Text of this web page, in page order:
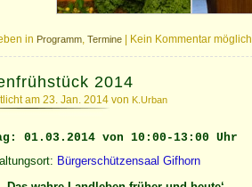
in Programm Termine | Kein Kommentar möglich
2014
am 23. Jan. 2014 von K.Urban
01.03.2014 von 10:00-13:00 Uhr
Bürgerschützensaal Gifhorn